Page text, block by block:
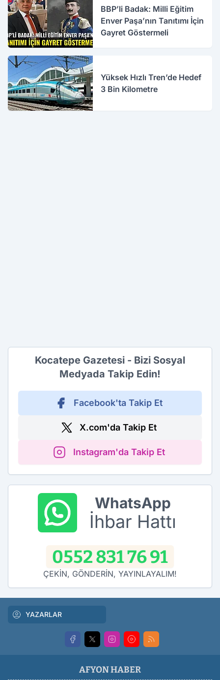
BBP’li Badak: Milli Eğitim
Enver Paşa’nın Tanıtımı İçin
Gayret Göstermeli
Yüksek Hızlı Tren’de Hedef
3 Bin Kilometre
Kocatepe Gazetesi - Bizi Sosyal
Medyada Takip Edin!
Facebook'ta Takip Et
X.com'da Takip Et
Instagram'da Takip Et
WhatsApp
İhbar Hattı
0552 831 76 91
ÇEKİN, GÖNDERİN, YAYINLAYALIM!
YAZARLAR
AFYON HABER